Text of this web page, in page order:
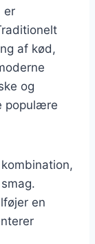
er
af kød,
og
populære
en